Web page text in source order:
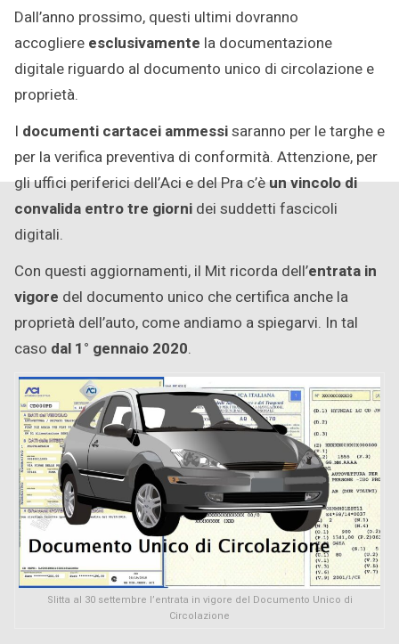
Dall’anno prossimo, questi ultimi dovranno
accogliere esclusivamente la documentazione
digitale riguardo al documento unico di circolazione e
proprietà.
I documenti cartacei ammessisaranno per le targhe e
per la verifica preventiva di conformità. Attenzione, per
gli uffici periferici dell’Aci e del Pra c’èun vincolo di
convalida entro tre giorni dei suddetti fascicoli
digitali.
Con questi aggiornamenti, il Mit ricorda dell’entrata in
vigore del documento unico che certifica anche la
proprietà dell’auto, come andiamo a spiegarvi. In tal
caso dal 1° gennaio 2020.
Slitta al 30 settembre l’entrata in vigore del Documento Unico di
Circolazione